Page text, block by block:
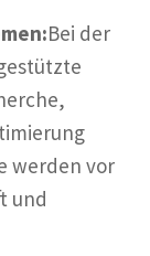
Bei der
werden vor
und